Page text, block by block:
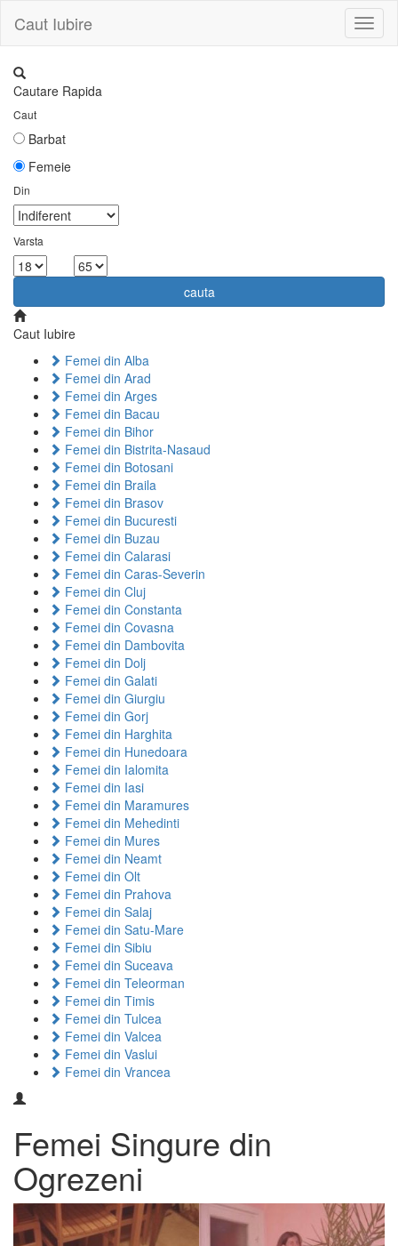
Caut Iubire
Cautare Rapida
Caut
Barbat
Femeie
Din
Varsta
cauta
Caut Iubire
Femei din Alba
Femei din Arad
Femei din Arges
Femei din Bacau
Femei din Bihor
Femei din Bistrita-Nasaud
Femei din Botosani
Femei din Braila
Femei din Brasov
Femei din Bucuresti
Femei din Buzau
Femei din Calarasi
Femei din Caras-Severin
Femei din Cluj
Femei din Constanta
Femei din Covasna
Femei din Dambovita
Femei din Dolj
Femei din Galati
Femei din Giurgiu
Femei din Gorj
Femei din Harghita
Femei din Hunedoara
Femei din Ialomita
Femei din Iasi
Femei din Maramures
Femei din Mehedinti
Femei din Mures
Femei din Neamt
Femei din Olt
Femei din Prahova
Femei din Salaj
Femei din Satu-Mare
Femei din Sibiu
Femei din Suceava
Femei din Teleorman
Femei din Timis
Femei din Tulcea
Femei din Valcea
Femei din Vaslui
Femei din Vrancea
Femei Singure din
Ogrezeni